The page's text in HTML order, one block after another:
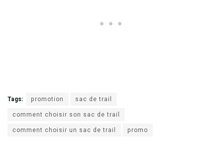
Tags: promotion
sac de trail
comment choisir son sac de trail
comment choisir un sac de trail
promo